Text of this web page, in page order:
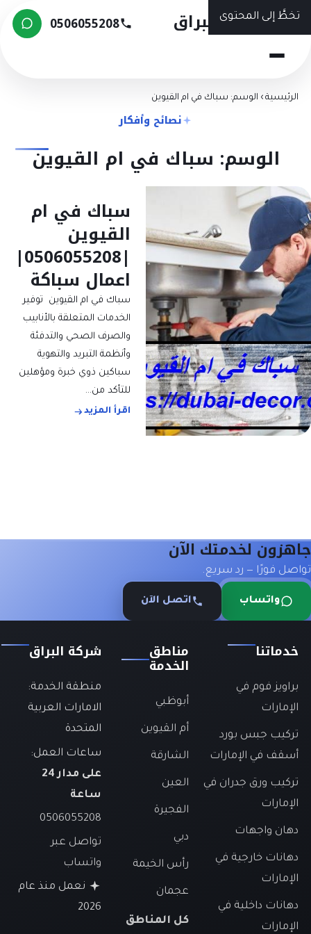
تخطَّ إلى المحتوى
شركة البراق 0506055208
الرئيسية › الوسم: سباك في ام القيوين
نصائح وأفكار
الوسم: سباك في ام القيوين
سباك في ام
القيوين
|0506055208|
اعمال سباكة
سباك في ام القيوين توفير
الخدمات المتعلقة بالأنابيب
والصرف الصحي والتدفئة
وأنظمة التبريد والتهوية
سباكين ذوي خبرة ومؤهلين
للتأكد من…
اقرأ المزيد
جاهزون لخدمتك الآن
تواصل فورًا — رد سريع.
واتساب اتصل الآن
خدماتنا
براويز فوم في
الإمارات
تركيب جبس بورد
أسقف في الإمارات
تركيب ورق جدران في
الإمارات
دهان واجهات
دهانات خارجية في
الإمارات
دهانات داخلية في
الإمارات
مناطق
الخدمة
أبوظبي
أم القيوين
الشارقة
العين
الفجيرة
دبي
رأس الخيمة
عجمان
كل المناطق
شركة البراق
منطقة الخدمة:
الامارات العربية
المتحدة
ساعات العمل:
على مدار 24
ساعة
0506055208
تواصل عبر
واتساب
نعمل منذ عام
2026